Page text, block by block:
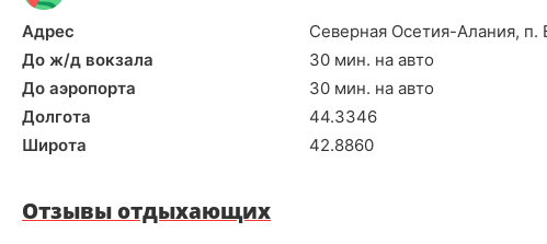
Адрес
Северная Осетия-Алания, п.
До ж/д вокзала
30 мин. на авто
До аэропорта
30 мин. на авто
Долгота
44.3346
Широта
42.8860
Отзывы отдыхающих